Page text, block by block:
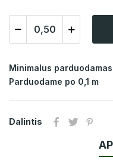
Minimalus
Parduodame po 0,1 m
Dalintis